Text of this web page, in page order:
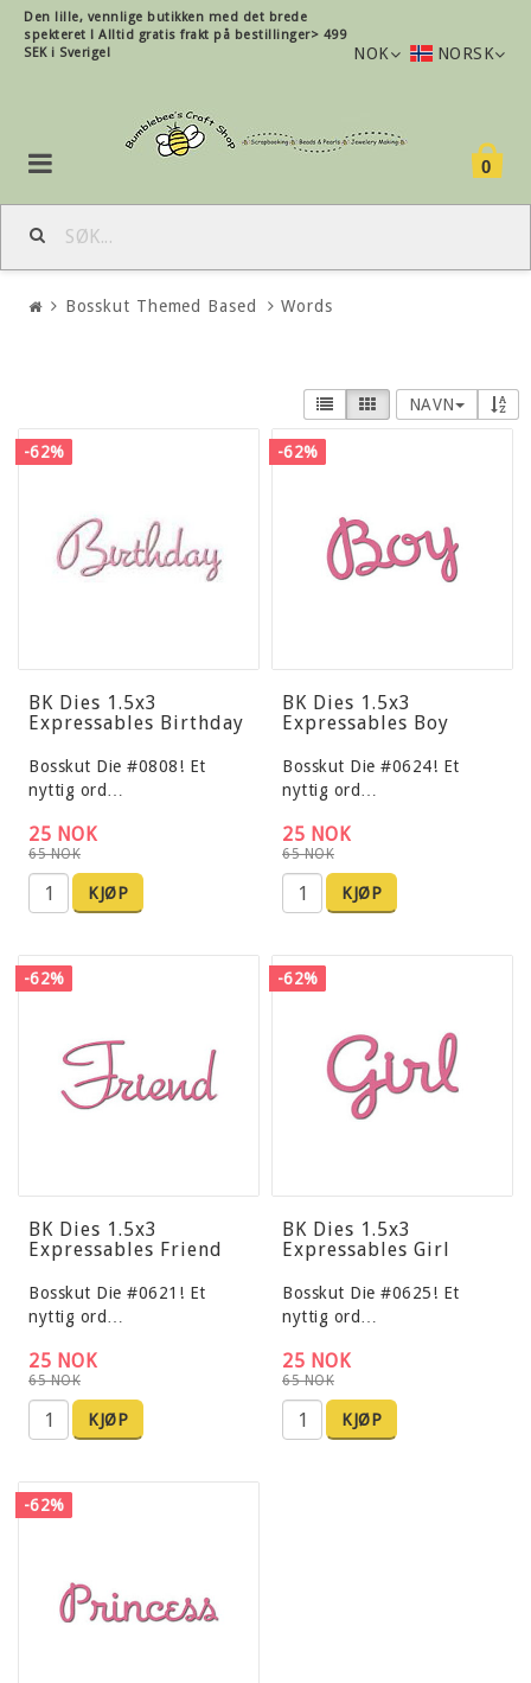
Den lille, vennlige butikken med det brede
spekteret ! Alltid gratis frakt på bestillinger> 499
SEK i Sverige!
NOK NORSK
0
Bosskut Themed Based Words
NAVN
-62%
BK Dies 1.5x3
Expressables Birthday
Bosskut Die #0808! Et
nyttig ord…
65 NOK
25 NOK
KJØP
-62%
BK Dies 1.5x3
Expressables Boy
Bosskut Die #0624! Et
nyttig ord…
65 NOK
25 NOK
KJØP
-62%
BK Dies 1.5x3
Expressables Friend
Bosskut Die #0621! Et
nyttig ord…
65 NOK
25 NOK
KJØP
-62%
BK Dies 1.5x3
Expressables Girl
Bosskut Die #0625! Et
nyttig ord…
65 NOK
25 NOK
KJØP
-62%